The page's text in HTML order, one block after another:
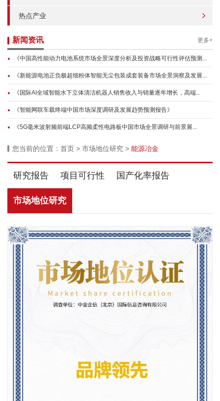
热点产业
新闻资讯 更多+
《中国高性能动力电池系统市场全景深度分析及投资战略可行性评估预测...
《新能源电池正负极超细粉体智能无尘包装成套装备市场全景洞察及发展...
《国际AI全域智能水下立体清洁机器人销售收入与销量逐年增长，高端...
《智能网联车载终端中国市场深度调研及发展趋势预测报告》
《5G毫米波射频前端LCP高频柔性电路板中国市场全景调研与前景展...
您当前的位置： 首页 > 市场地位研究 > 能源冶金
研究报告 项目可行性 国产化率报告
市场地位研究